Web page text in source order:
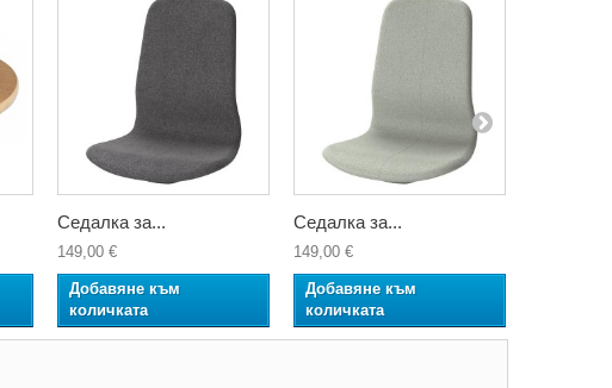
Седалка за...
149,00 €
Добавяне към
количката
Седалка за...
149,00 €
Добавяне към
количката